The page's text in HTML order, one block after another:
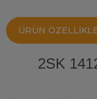
ÜRÜN
2SK